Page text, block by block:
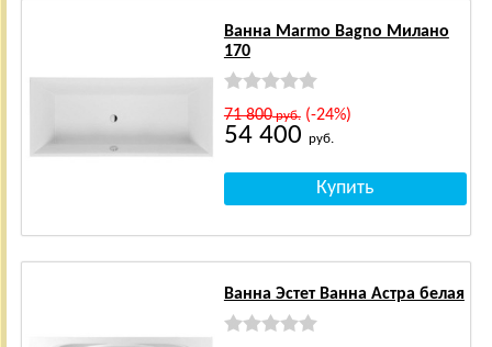
Ванна Marmo Bagno Милано
170
71 800руб.(-24%)
54 400 руб.
Ванна Эстет Ванна Астра белая